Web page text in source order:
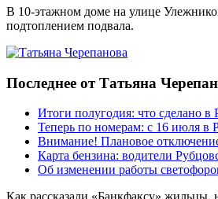
В 10-этажном доме на улице
подтоплением подвала.
Последнее от Татьяна
Итоги полугодия: что сделано в
Теперь по номерам: с 16 июля в
Внимание! Плановое
Карта бензина: водители
Об изменении работы